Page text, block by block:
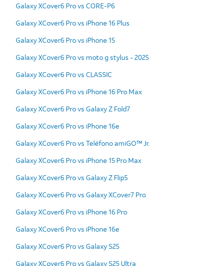
Galaxy XCover6 Pro vs CORE-P6
Galaxy XCover6 Pro vs iPhone 16 Plus
Galaxy XCover6 Pro vs iPhone 15
Galaxy XCover6 Pro vs moto g stylus - 2025
Galaxy XCover6 Pro vs CLASSIC
Galaxy XCover6 Pro vs iPhone 16 Pro Max
Galaxy XCover6 Pro vs Galaxy Z Fold7
Galaxy XCover6 Pro vs iPhone 16e
Galaxy XCover6 Pro vs Teléfono amiGO™ Jr.
Galaxy XCover6 Pro vs iPhone 15 Pro Max
Galaxy XCover6 Pro vs Galaxy Z Flip5
Galaxy XCover6 Pro vs Galaxy XCover7 Pro
Galaxy XCover6 Pro vs iPhone 16 Pro
Galaxy XCover6 Pro vs iPhone 16e
Galaxy XCover6 Pro vs Galaxy S25
Galaxy XCover6 Pro vs Galaxy S25 Ultra